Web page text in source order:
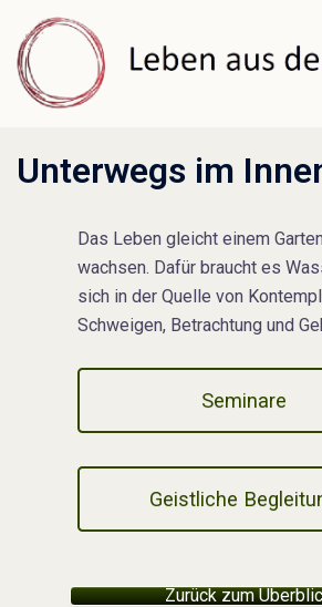
Inhalt
springen
Unterwegs im
Das Leben gleicht einem
wachsen. Dafür braucht es
sich in der Quelle von
Schweigen, Betrachtung und
Seminare
Geistliche
Zurück zum